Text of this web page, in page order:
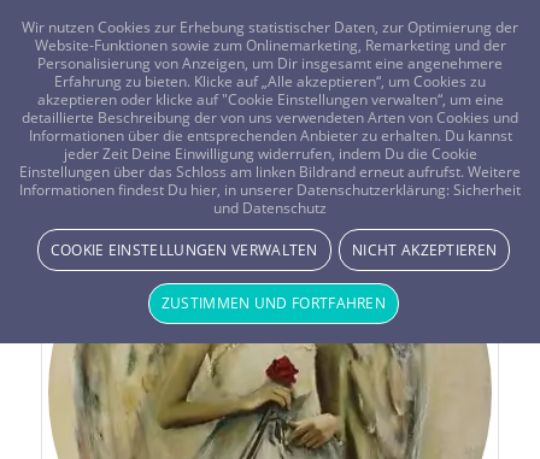
FRAGEN? KOSTENLOS ANRUFEN: 0800-8478266
Wir nutzen Cookies zur Erhebung statistischer Daten, zur Optimierung der
Website-Funktionen sowie zum Onlinemarketing, Remarketing und der
Personalisierung von Anzeigen, um Dir insgesamt eine angenehmere
Erfahrung zu bieten. Klicke auf „Alle akzeptieren“, um Cookies zu
akzeptieren oder klicke auf "Cookie Einstellungen verwalten“, um eine
detaillierte Beschreibung der von uns verwendeten Arten von Cookies und
Informationen über die entsprechenden Anbieter zu erhalten. Du kannst
jeder Zeit Deine Einwilligung widerrufen, indem Du die Cookie
Einstellungen über das Schloss am linken Bildrand erneut aufrufst. Weitere
Informationen findest Du hier, in unserer Datenschutzerklärung: Sicherheit
und Datenschutz
COOKIE EINSTELLUNGEN VERWALTEN NICHT AKZEPTIEREN
ZUSTIMMEN UND FORTFAHREN